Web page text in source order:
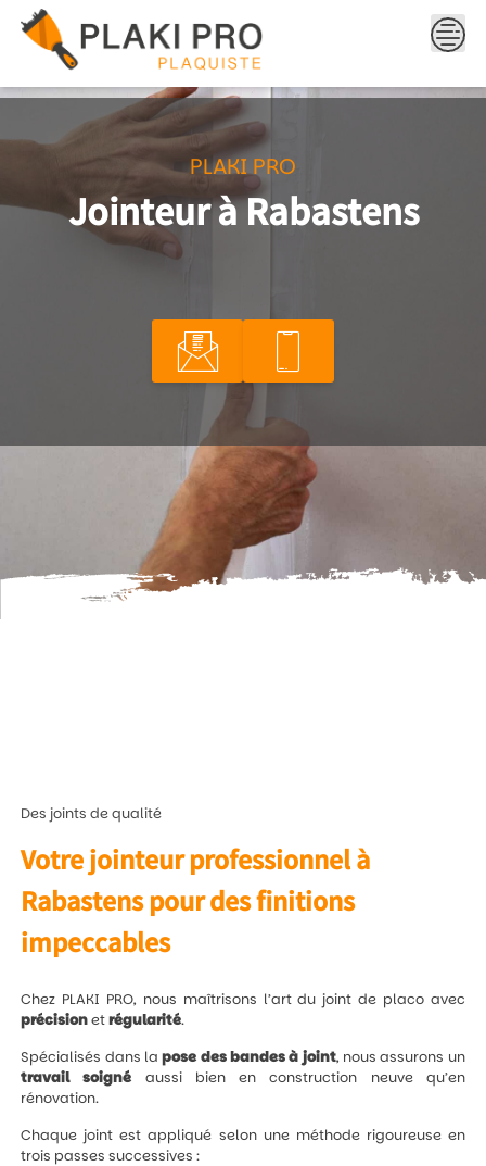
content
PLAKI PRO
Jointeur à Rabastens
Des joints de qualité
Votre jointeur professionnel à
Rabastens pour des finitions
impeccables
Chez PLAKI PRO, nous maîtrisons l’art du joint de placo avec
précisionetrégularité.
Spécialisés dans lapose des bandes à joint, nous assurons un
travail
soigné aussi bien en construction neuve qu’en
rénovation.
Chaque joint est appliqué selon une méthode rigoureuse en
trois passes successives :